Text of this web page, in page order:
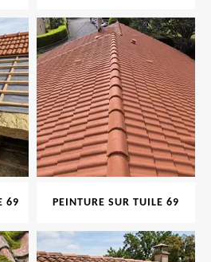
69 PEINTURE SUR TUILE 69